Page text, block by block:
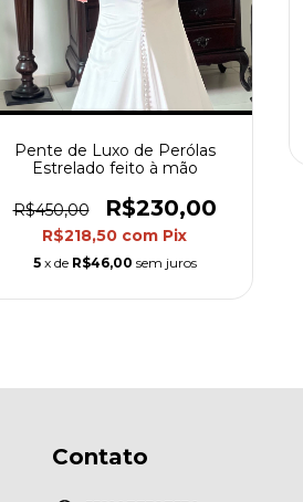
Pente de Luxo de Perólas
Estrelado feito à mão
R$450,00 R$230,00
R$218,50 com Pix
5 x de R$46,00 sem juros
Contato